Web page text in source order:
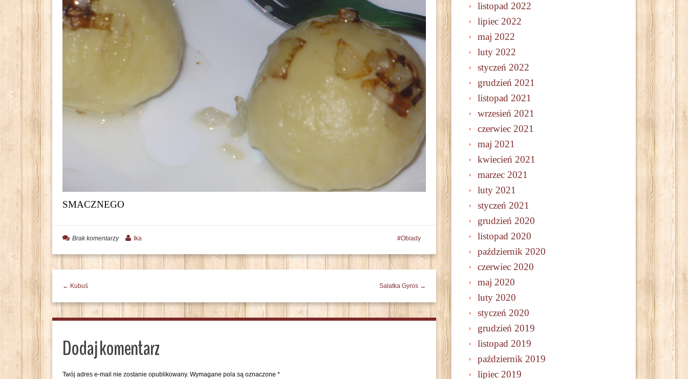
SMACZNEGO
Obiady
Brak komentarzy Ika
← Kubuś Sałatka Gyros →
Dodaj komentarz
Twój adres e-mail nie zostanie opublikowany. Wymagane pola są oznaczone *
listopad 2022
lipiec 2022
maj 2022
luty 2022
styczeń 2022
grudzień 2021
listopad 2021
wrzesień 2021
czerwiec 2021
maj 2021
kwiecień 2021
marzec 2021
luty 2021
styczeń 2021
grudzień 2020
listopad 2020
październik 2020
czerwiec 2020
maj 2020
luty 2020
styczeń 2020
grudzień 2019
listopad 2019
październik 2019
lipiec 2019